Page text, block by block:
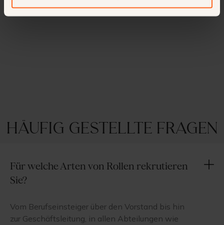
Häufig gestellte Fragen
Für welche Arten von Rollen rekrutieren
Sie?
Vom Berufseinsteiger über den Vorstand bis hin
zur Geschäftsleitung, in allen Abteilungen wie